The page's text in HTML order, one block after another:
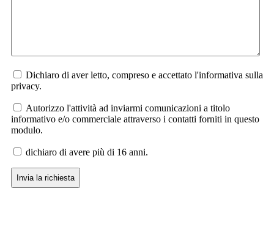
Dichiaro di aver letto, compreso e accettato l'informativa sulla
privacy.
Autorizzo l'attività ad inviarmi comunicazioni a titolo
informativo e/o commerciale attraverso i contatti forniti in questo
modulo.
dichiaro di avere più di 16 anni.